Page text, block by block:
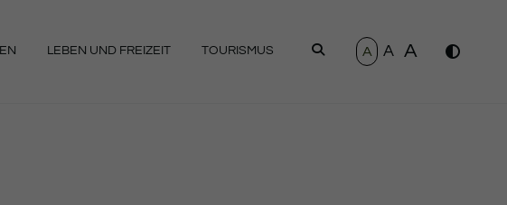
LEBEN UND FREIZEIT TOURISMUS SUCHEN
A A A